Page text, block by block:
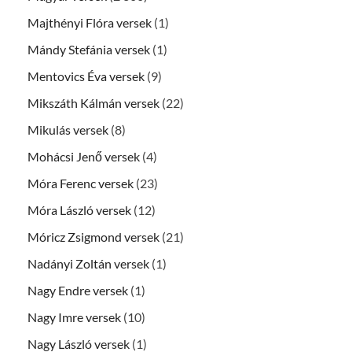
Majthényi Flóra versek (1)
Mándy Stefánia versek (1)
Mentovics Éva versek (9)
Mikszáth Kálmán versek (22)
Mikulás versek (8)
Mohácsi Jenő versek (4)
Móra Ferenc versek (23)
Móra László versek (12)
Móricz Zsigmond versek (21)
Nadányi Zoltán versek (1)
Nagy Endre versek (1)
Nagy Imre versek (10)
Nagy László versek (1)